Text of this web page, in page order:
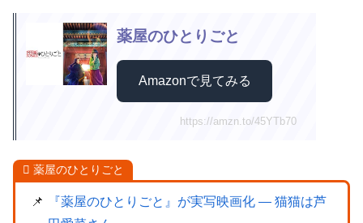
薬屋のひとりごと
Amazonで見てみる
https://amzn.to/45YTb70
薬屋のひとりごと
『薬屋のひとりごと』が実写映画化 ― 猫猫は芦